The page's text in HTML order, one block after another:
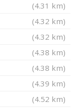
(4.31 km)
(4.32 km)
(4.32 km)
(4.38 km)
(4.38 km)
(4.39 km)
(4.52 km)